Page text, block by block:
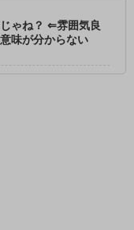
ゃね？ ⇐雰囲気良
味が分からない